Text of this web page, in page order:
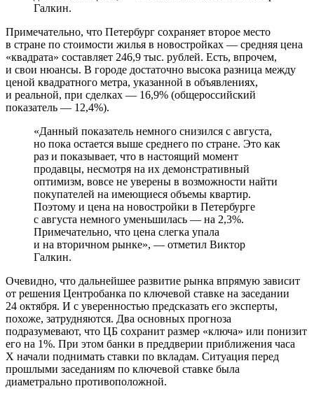
Галкин.
Примечательно, что Петербург сохраняет второе место
в стране по стоимости жилья в новостройках — средняя цена
«квадрата» составляет 246,9 тыс. рублей. Есть, впрочем,
и свои нюансы. В городе достаточно высока разница между
ценой квадратного метра, указанной в объявлениях,
и реальной, при сделках — 16,9% (общероссийский
показатель — 12,4%).
«Данный показатель немного снизился с августа,
но пока остается выше среднего по стране. Это как
раз и показывает, что в настоящий момент
продавцы, несмотря на их демонстративный
оптимизм, вовсе не уверены в возможности найти
покупателей на имеющиеся объемы квартир.
Поэтому и цена на новостройки в Петербурге
с августа немного уменьшилась — на 2,3%.
Примечательно, что цена слегка упала
и на вторичном рынке», — отметил Виктор
Галкин.
Очевидно, что дальнейшее развитие рынка впрямую зависит
от решения Центробанка по ключевой ставке на заседании
24 октября. И с уверенностью предсказать его эксперты,
похоже, затрудняются. Два основных прогноза
подразумевают, что ЦБ сохранит размер «ключа» или понизит
его на 1%. При этом банки в преддверии приближения часа
Х начали поднимать ставки по вкладам. Ситуация перед
прошлыми заседаниям по ключевой ставке была
диаметрально противоположной.